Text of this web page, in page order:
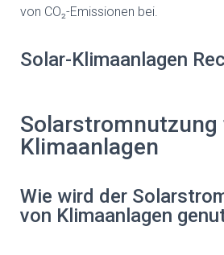
von CO₂-Emissionen bei.
Solar-Klimaanlagen
Klimaanlagen
Wie wird der
von Klimaanlagen